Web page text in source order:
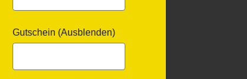
Gutschein (Ausblenden)